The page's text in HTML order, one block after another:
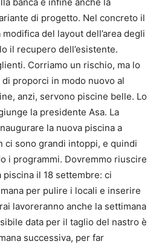
banca e infine anche la
di progetto. Nel concreto il
del layout dell’area degli
il recupero dell’esistente.
Corriamo un rischio, ma lo
proporci in modo nuovo al
anzi, servono piscine belle. Lo
la presidente Asa. La
la nuova piscina a
ci sono grandi intoppi, e quindi
i programmi. Dovremmo riuscire
il 18 settembre: ci
per pulire i locali e inserire
lavoreranno anche la settimana
data per il taglio del nastro è
successiva, per far